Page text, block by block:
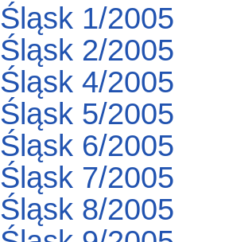
Śląsk 1/2005
Śląsk 2/2005
Śląsk 4/2005
Śląsk 5/2005
Śląsk 6/2005
Śląsk 7/2005
Śląsk 8/2005